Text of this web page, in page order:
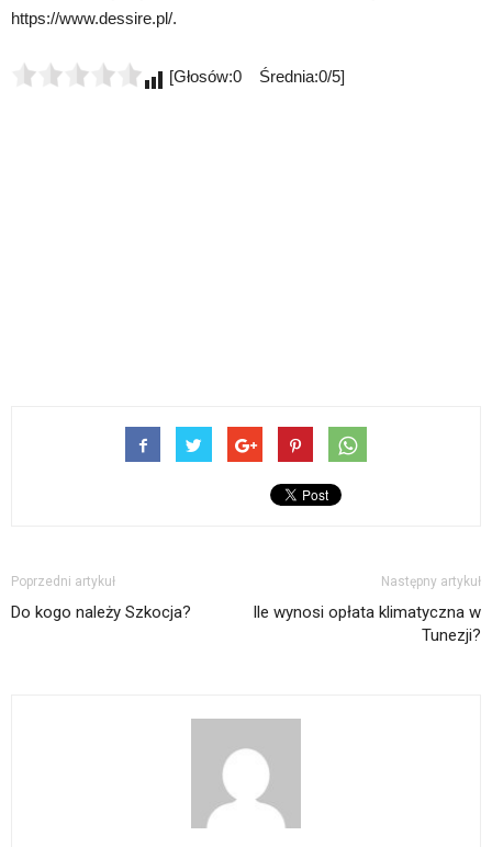
https://www.dessire.pl/.
[Głosów:0 Średnia:0/5]
Poprzedni artykuł
Do kogo należy Szkocja?
Następny artykuł
Ile wynosi opłata klimatyczna w
Tunezji?